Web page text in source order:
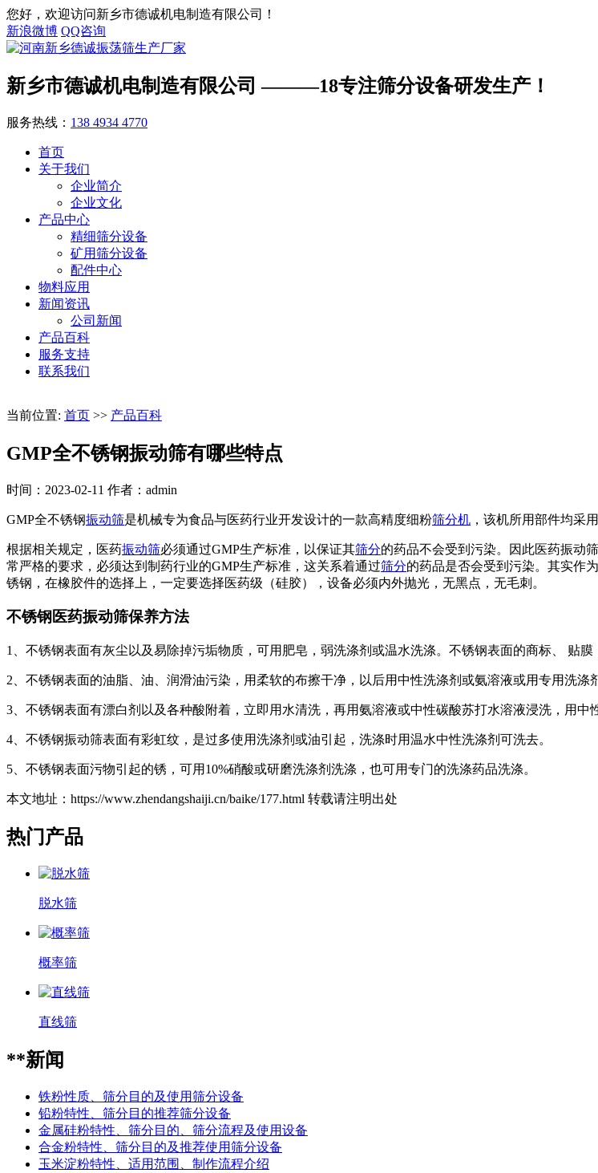
您好，欢迎访问新乡市德诚机电制造有限公司！
新浪微博 QQ咨询
新乡市德诚机电制造有限公司 ———18专注筛分设备研发生产！
服务热线： 138 4934 4770
首页
关于我们
企业简介
企业文化
产品中心
精细筛分设备
矿用筛分设备
配件中心
物料应用
新闻资讯
公司新闻
产品百科
服务支持
联系我们
当前位置: 首页 >> 产品百科
GMP全不锈钢振动筛有哪些特点
时间：2023-02-11 作者：admin
GMP全不锈钢振动筛是机械专为食品与医药行业开发设计的一款高精度细粉筛分机 ，该机所用部件均采
根据相关规定，医药振动筛必须通过GMP生产标准，以保证其筛分的药品不会受到污染。因此医药振动
常严格的要求，必须达到制药行业的GMP生产标准，这关系着通过筛分的药品是否会受到污染。其实作
锈钢，在橡胶件的选择上，一定要选择医药级（硅胶），设备必须内外抛光，无黑点，无毛刺。
不锈钢医药振动筛保养方法
1、不锈钢表面有灰尘以及易除掉污垢物质，可用肥皂，弱洗涤剂或温水洗涤。不锈钢表面的商标、 贴
2、不锈钢表面的油脂、油、润滑油污染，用柔软的布擦干净，以后用中性洗涤剂或氨溶液或用专用洗涤
3、不锈钢表面有漂白剂以及各种酸附着，立即用水清洗，再用氨溶液或中性碳酸苏打水溶液浸洗，用中
4、不锈钢振动筛表面有彩虹纹，是过多使用洗涤剂或油引起，洗涤时用温水中性洗涤剂可洗去。
5、不锈钢表面污物引起的锈，可用10%硝酸或研磨洗涤剂洗涤，也可用专门的洗涤药品洗涤。
本文地址：https://www.zhendangshaiji.cn/baike/177.html 转载请注明出处
热门产品
脱水筛
概率筛
直线筛
**新闻
铁粉性质、筛分目的及使用筛分设备
铅粉特性、筛分目的推荐筛分设备
金属硅粉特性、筛分目的、筛分流程及使用设备
合金粉特性、筛分目的及推荐使用筛分设备
玉米淀粉特性、适用范围、制作流程介绍